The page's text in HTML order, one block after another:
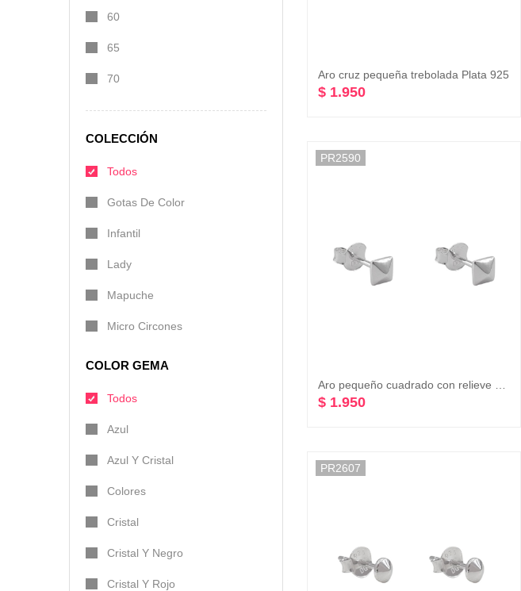
Aro cruz pequeña trebolada Plata 925
$ 1.950
PR2590
$ 1.950
PR2607
60
65
70
COLECCIÓN
Todos
Gotas De Color
Infantil
Lady
Mapuche
Micro Circones
COLOR GEMA
Todos
Azul
Azul Y Cristal
Colores
Cristal
Cristal Y Negro
Cristal Y Rojo